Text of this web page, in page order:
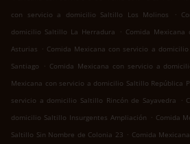
con servicio a domicilio Saltillo Los Molinos
.
domicilio Saltillo La Herradura
. Comida
Asturias . Comida Mexicana con servicio a
Santiago
. Comida Mexicana con servicio a
Mexicana con servicio a domicilio Saltillo República
servicio a domicilio Saltillo Rincón de Sayavedra
.
domicilio Saltillo Insurgentes Ampliación . Comida
Saltillo Sin Nombre de Colonia 23 . Comida